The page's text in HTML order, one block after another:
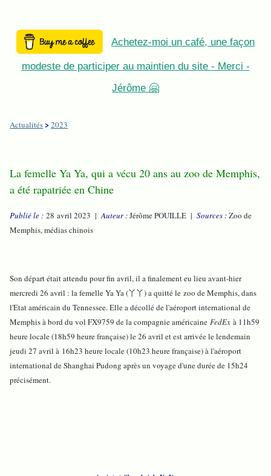
Achetez-moi un café, une façon
modeste de participer au maintien du site - Merci -
Jérôme 🤗
Actualités>2023
La femelle Ya Ya, qui a vécu 20 ans au zoo de Memphis,
a été rapatriée en Chine
Publié le : 28 avril 2023 |Auteur :Jérôme POUILLE | Sources :Zoo de
Memphis, médias chinois
Son départ était attendu pour fin avril, il a finalement eu lieu avant-hier
mercredi 26 avril : la femelle Ya Ya (丫丫) a quitté le zoo de Memphis, dans
l'Etat américain du Tennessee. Elle a décollé de l'aéroport international de
Memphis à bord du vol FX9759 de la compagnie américaine FedEx à 11h59
heure locale (18h59 heure française) le 26 avril et est arrivée le lendemain
jeudi 27 avril à 16h23 heure locale (10h23 heure française) à l'aéroport
international de Shanghai Pudong après un voyage d'une durée de 15h24
précisément.